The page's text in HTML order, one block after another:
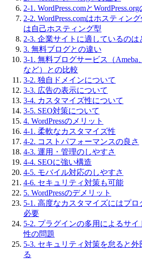
2-1. WordPress.comと
2-2. WordPress.comはホスティン
は自己ホスティング型
2-3. 企業サイトに適しているのは
3. 無料ブログとの違い
3-1. 無料ブログサービス（Ameba
など）との比較
3-2. 独自ドメインについて
3-3. 広告の表示について
3-4. カスタマイズ性について
3-5. SEO対策について
4. WordPressのメリット
4-1. 柔軟なカスタマイズ性
4-2. コストパフォーマンスの良さ
4-3. 運用・管理のしやすさ
4-4. SEOに強い構造
4-5. モバイル対応のしやすさ
4-6. セキュリティ対策も可能
5. WordPressのデメリット
5-1. 高度なカスタマイズにはプ
必要
5-2. プラグインの多用によるサ
性の問題
5-3. セキュリティ対策を怠ると
る